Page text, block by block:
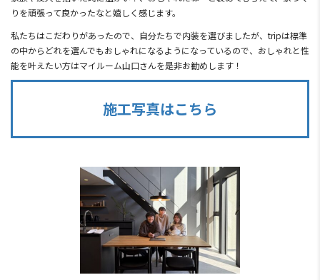
りを頑張って良かったなと嬉しく感じます。
私たちはこだわりがあったので、自分たちで内装を選びましたが、tripは標準
の中からどれを選んでもおしゃれになるようになっているので、おしゃれと性
能を叶えたい方はマイルーム山口さんを是非お勧めします！
施工写真はこちら